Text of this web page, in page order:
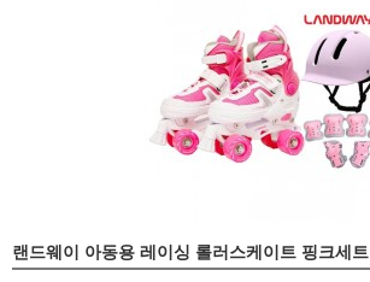
랜드웨이 아동용 레이싱 롤러스케이트 핑크세트